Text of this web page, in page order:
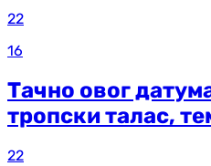
22
16
Тачно овог
тропски талас,
22